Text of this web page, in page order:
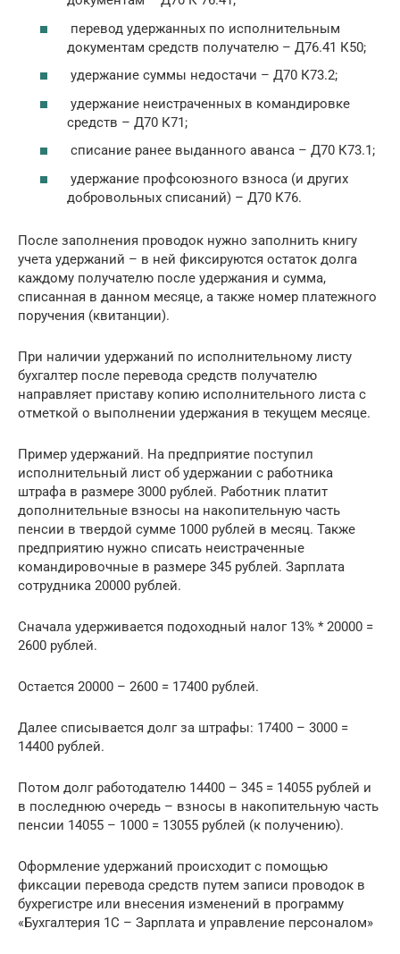
перевод удержанных по исполнительным
документам средств получателю – Д76.41 К50;
удержание суммы недостачи – Д70 К73.2;
удержание неистраченных в командировке
средств – Д70 К71;
списание ранее выданного аванса – Д70 К73.1;
удержание профсоюзного взноса (и других
добровольных списаний) – Д70 К76.
После заполнения проводок нужно заполнить книгу
учета удержаний – в ней фиксируются остаток долга
каждому получателю после удержания и сумма,
списанная в данном месяце, а также номер платежного
поручения (квитанции).
При наличии удержаний по исполнительному листу
бухгалтер после перевода средств получателю
направляет приставу копию исполнительного листа с
отметкой о выполнении удержания в текущем месяце.
Пример удержаний. На предприятие поступил
исполнительный лист об удержании с работника
штрафа в размере 3000 рублей. Работник платит
дополнительные взносы на накопительную часть
пенсии в твердой сумме 1000 рублей в месяц. Также
предприятию нужно списать неистраченные
командировочные в размере 345 рублей. Зарплата
сотрудника 20000 рублей.
Сначала удерживается подоходный налог 13% * 20000 =
2600 рублей.
Остается 20000 – 2600 = 17400 рублей.
Далее списывается долг за штрафы: 17400 – 3000 =
14400 рублей.
Потом долг работодателю 14400 – 345 = 14055 рублей и
в последнюю очередь – взносы в накопительную часть
пенсии 14055 – 1000 = 13055 рублей (к получению).
Оформление удержаний происходит с помощью
фиксации перевода средств путем записи проводок в
бухрегистре или внесения изменений в программу
«Бухгалтерия 1С – Зарплата и управление персоналом»